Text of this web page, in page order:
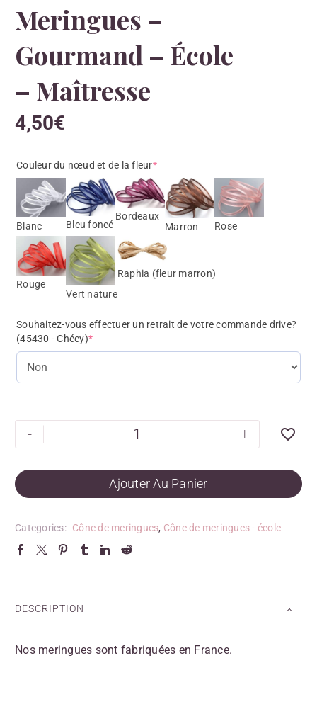
Meringues –
Gourmand – École
– Maîtresse
4,50€
Couleur du nœud et de la fleur*
Blanc Bleu foncé
Bordeaux
Marron
Rose
Rouge
Vert nature
Raphia (fleur marron)
Souhaitez-vous effectuer un retrait de votre commande drive?
(45430 - Chécy)*
- +
Ajouter Au Panier
Categories: Cône de meringues, Cône de meringues - école
DESCRIPTION
Nos meringues sont fabriquées en France.